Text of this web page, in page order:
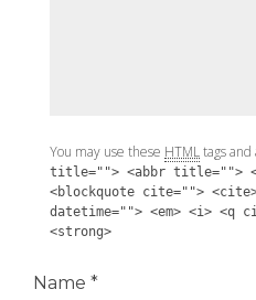
You may use these HTMLtags
title=""> <abbr title="">
<blockquote cite="">
datetime=""> <em> <i> <q
<strong>
Name *